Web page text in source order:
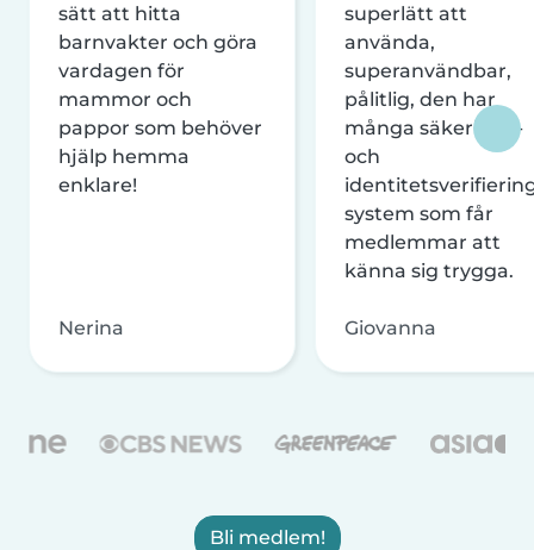
sätt att hitta
barnvakter och göra
vardagen för
mammor och
pappor som behöver
hjälp hemma
enklare!
Nerina
superlätt att
använda,
superanvändbar,
pålitlig, den har
många säkerhets-
och
system som får
medlemmar att
känna sig trygga.
Giovanna
Bli medlem!